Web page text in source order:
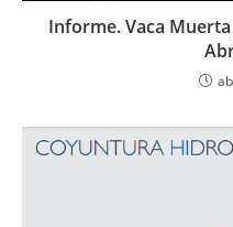
Informe. Vaca